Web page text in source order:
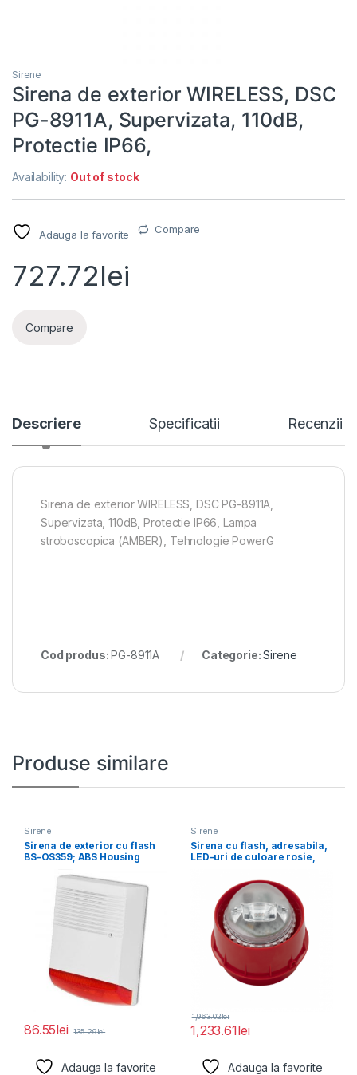
Sirene
Sirena de exterior WIRELESS, DSC
PG-8911A, Supervizata, 110dB,
Protectie IP66,
Availability: Out of stock
Adauga la favorite Compare
727.72lei
Compare
Descriere Specificatii Recenzii
Sirena de exterior WIRELESS, DSC PG-8911A,
Supervizata, 110dB, Protectie IP66, Lampa
stroboscopica (AMBER), Tehnologie PowerG
Cod produs:PG-8911A Categorie:Sirene
Produse similare
Sirene
Sirena de exterior cu flash
BS-OS359; ABS Housing
86.55lei 135.29lei
Adauga la favorite
Sirene
Sirena cu flash, adresabila,
LED-uri de culoare rosie,
1,233.61lei
1,963.02lei
Adauga la favorite